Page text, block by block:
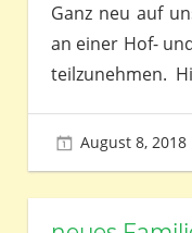
Ganz neu auf
an einer Hof-
teilzunehmen.
August 8, 2018